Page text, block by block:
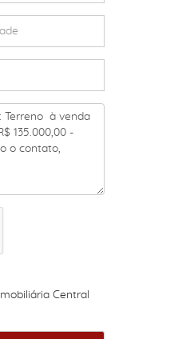
Imobiliária Central